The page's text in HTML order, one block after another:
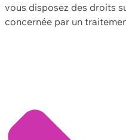
vous disposez des droits
concernée par un